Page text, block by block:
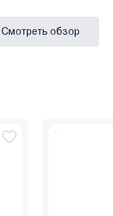
Смотреть обзор